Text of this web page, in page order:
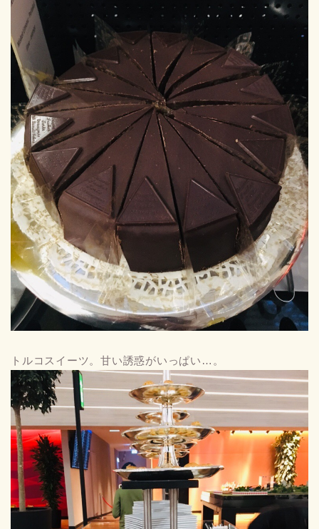
トルコスイーツ。甘い誘惑がいっぱい…。